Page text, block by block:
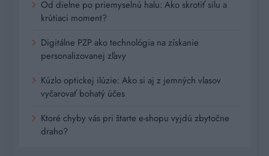
Od dielne po priemyselnú halu: Ako skrotiť silu a
krútiaci moment?
Digitálne PZP ako technológia na získanie
personalizovanej zľavy
Kúzlo optickej ilúzie: Ako si aj z jemných vlasov
vyčarovať bohatý účes
Ktoré chyby vás pri štarte e-shopu vyjdú zbytočne
draho?